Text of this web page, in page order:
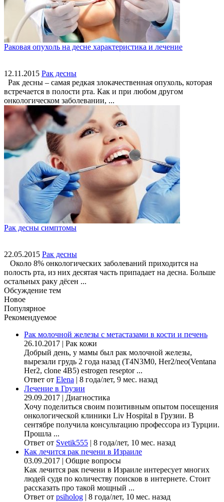
Раковая опухоль на десне характеристика и лечение
12.11.2015 Рак десны
Рак десны – самая редкая злокачественная опухоль, которая
встречается в полости рта. Как и при любом другом
онкологическом заболевании, ...
Рак десны симптомы
22.05.2015 Рак десны
Около 8% онкологических заболеваний приходится на
полость рта, из них десятая часть припадает на десна. Больше
остальных раку дёсен ...
Обсуждение тем
Новое
Популярное
Рекомендуемое
Рак молочной железы с метастазами в кости и печень
26.10.2017 | Рак кожи
Добрый день, у мамы был рак молочной железы,
вырезали грудь 2 года назад (Т4N3M0, Her2/neo(Ventana
Her2, clone 4B5) estrogen reseptor ...
Ответ от Elena | 8 года/лет, 9 мес. назад
Лечение в Грузии
29.09.2017 | Диагностика
Хочу поделиться своим позитивным опытом посещения
онкологической клиники Liv Hospital в Грузии. В
сентябре получила консультацию профессора из Турции.
Прошла ...
Ответ от Svetik555 | 8 года/лет, 10 мес. назад
Как лечится рак печени в Израиле
03.09.2017 | Общие вопросы
Как лечится рак печени в Израиле интересует многих
людей судя по количеству поисков в интернете. Стоит
рассказать про такой мощный ...
Ответ от psiholog | 8 года/лет, 10 мес. назад